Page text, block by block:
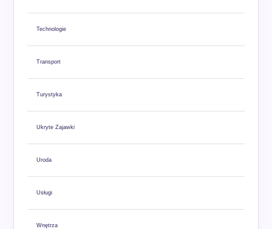
Technologie
Transport
Turystyka
Ukryte Zajawki
Uroda
Usługi
Wnętrza